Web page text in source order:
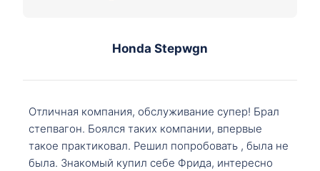
Honda Stepwgn
Отличная компания, обслуживание супер! Брал
степвагон. Боялся таких компании, впервые
такое практиковал. Решил попробовать , была не
была. Знакомый купил себе Фрида, интересно